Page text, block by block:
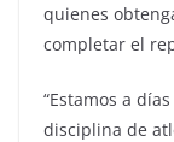
quienes
completar el
“Estamos a
disciplina de